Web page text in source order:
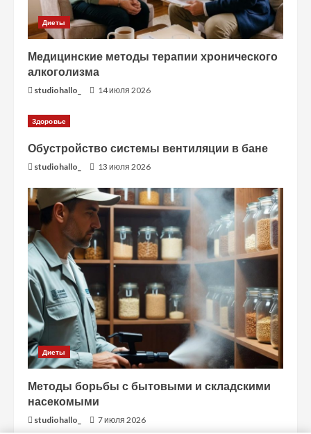
Диеты
Медицинские методы терапии хронического
алкоголизма
studiohallo_ 14 июля 2026
Здоровье
Обустройство системы вентиляции в бане
studiohallo_ 13 июля 2026
Диеты
Методы борьбы с бытовыми и складскими
насекомыми
studiohallo_ 7 июля 2026